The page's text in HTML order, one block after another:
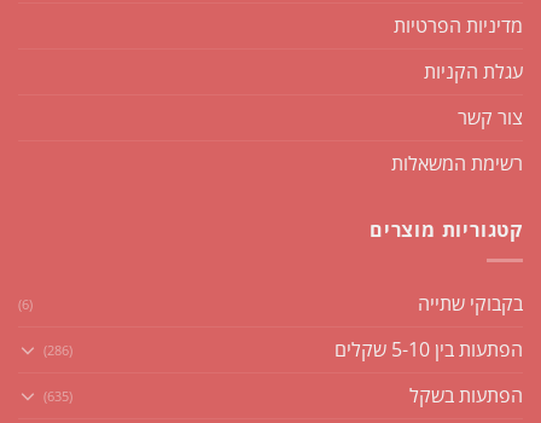
מדיניות הפרטיות
עגלת הקניות
צור קשר
רשימת המשאלות
קטגוריות מוצרים
בקבוקי שתייה (6)
הפתעות בין 5-10 שקלים (286)
הפתעות בשקל (635)